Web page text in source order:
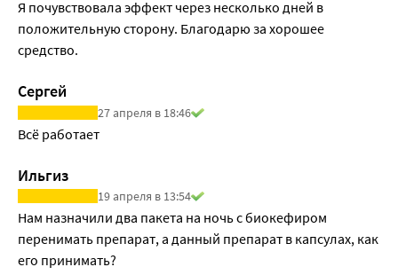
продуцируют антибиотикоподобные вещества -
бактериоцины, участвуют в синтезе витаминов,
качестве основного источника питания.
Не всасывается в кровоток.
Я почувствовала эффект через несколько дней в
положительную сторону. Благодарю за хорошее
средство.
Сергей
27 апреля в 18:46
Всё работает
Ильгиз
19 апреля в 13:54
Нам назначили два пакета на ночь с биокефиром
перенимать препарат, а данный препарат в капсулах, как
его принимать?